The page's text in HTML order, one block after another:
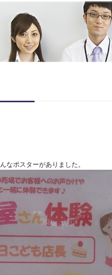
なポスターがありました。